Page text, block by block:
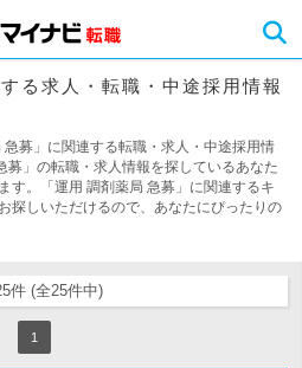
る求人・転職・中途採用情報
募」に関連する転職・求人・中途採用情
募」の転職・求人情報を探しているあなた
す。「運用 調剤薬局 急募」に関連するキ
探しいただけるので、あなたにぴったりの
件 (全25件中)
1